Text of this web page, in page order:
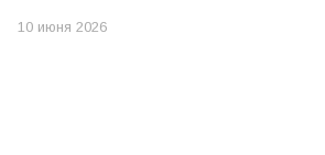
10 июня 2026